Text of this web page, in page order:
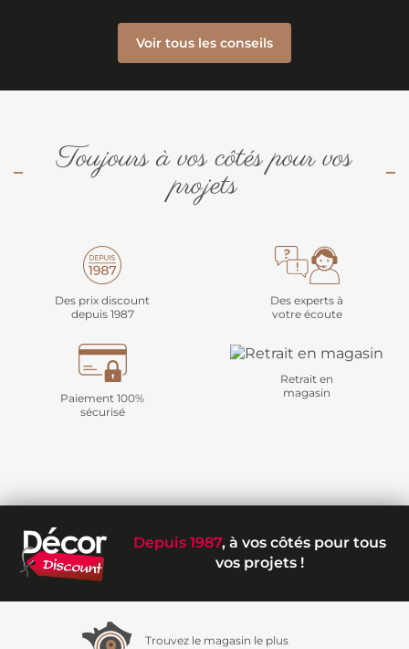
Voir tous les conseils
Toujours à vos côtés pour vos
projets
Des prix discount
depuis 1987
Des experts à
votre écoute
Paiement 100%
sécurisé
Retrait en
magasin
Depuis 1987, à vos côtés pour tous
vos projets !
Trouvez le magasin le plus